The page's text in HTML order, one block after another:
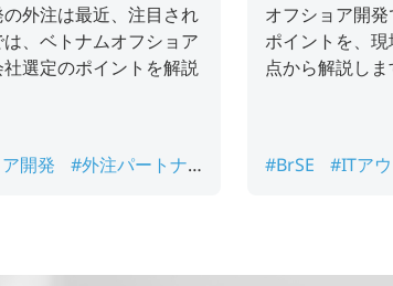
外注は最近、注目され
、ベトナムオフショア
選定のポイントを解説
開発
#外注パートナ
オフショア開
ポイントを、
点から解説しま
#BrSE #ITア